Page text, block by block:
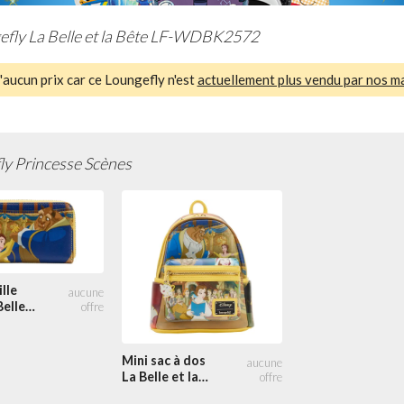
La Belle et la Bête LF-WDBK2572
prix car ce Loungefly n'estactuellement plus vendu par nos
Princesse Scènes
Mini sac à dos
La Belle et la